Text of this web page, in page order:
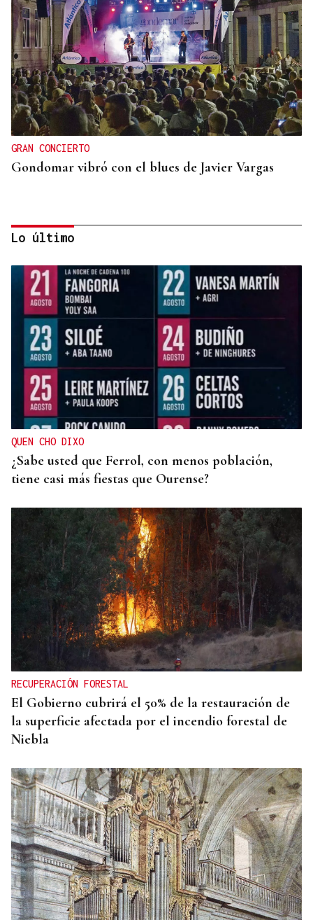
GRAN CONCIERTO
Gondomar vibró con el blues de Javier Vargas
INCENDIO URBANO
El incendio de un colchón en Sada obliga a
ingresar a dos personas
Lo último
QUEN CHO DIXO
¿Sabe usted que Ferrol, con menos población,
tiene casi más fiestas que Ourense?
RECUPERACIÓN FORESTAL
El Gobierno cubrirá el 50% de la restauración de
la superficie afectada por el incendio forestal de
Niebla